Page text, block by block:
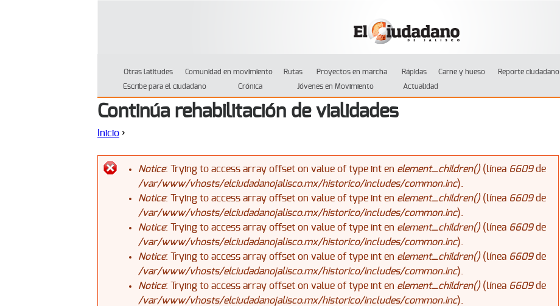
Otras latitudes Comunidad en movimiento Rutas Proyectos en marcha Rápidas Carne y hueso Reporte ciudadano
Escribe para el ciudadano
Crónica Jóvenes en Movimiento Actualidad
Continúa rehabilitación de vialidades
Se encuentra usted aquí
Inicio ›
Mensaje de error
Notice: Trying to access array offset on value of type int en element_children()(línea 6609de
/var/www/vhosts/elciudadanojalisco.mx/historico/includes/common.inc).
Notice: Trying to access array offset on value of type int en element_children()(línea 6609de
/var/www/vhosts/elciudadanojalisco.mx/historico/includes/common.inc).
Notice: Trying to access array offset on value of type int en element_children()(línea 6609de
/var/www/vhosts/elciudadanojalisco.mx/historico/includes/common.inc).
Notice: Trying to access array offset on value of type int en element_children()(línea 6609de
/var/www/vhosts/elciudadanojalisco.mx/historico/includes/common.inc).
Notice: Trying to access array offset on value of type int en element_children()(línea 6609de
/var/www/vhosts/elciudadanojalisco.mx/historico/includes/common.inc).